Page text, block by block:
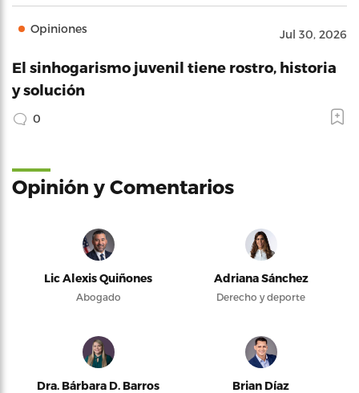
Opiniones Jul 30, 2026
El sinhogarismo juvenil tiene rostro, historia
y solución
0
Opinión y Comentarios
Lic Alexis Quiñones
Abogado
Adriana Sánchez
Derecho y deporte
Dra. Bárbara D. Barros Brian Díaz